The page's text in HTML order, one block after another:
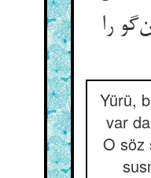
را
Yürü,
var
O söz